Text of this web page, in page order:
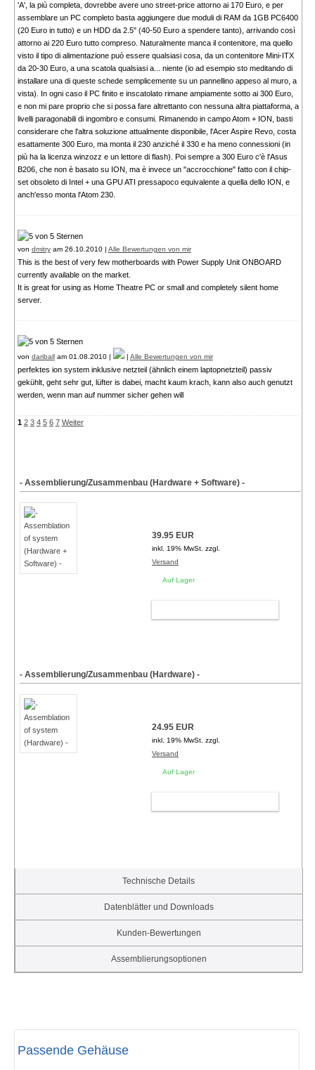
'A', la più completa, dovrebbe avere uno street-price attorno ai 170 Euro, e per
assemblare un PC completo basta aggiungere due moduli di RAM da 1GB PC6400
(20 Euro in tutto) e un HDD da 2.5" (40-50 Euro a spendere tanto), arrivando così
attorno ai 220 Euro tutto compreso. Naturalmente manca il contenitore, ma quello
visto il tipo di alimentazione può essere qualsiasi cosa, da un contenitore Mini-ITX
da 20-30 Euro, a una scatola qualsiasi a... niente (io ad esempio sto meditando di
installare una di queste schede semplicemente su un pannellino appeso al muro, a
vista). In ogni caso il PC finito e inscatolato rimane ampiamente sotto ai 300 Euro,
e non mi pare proprio che si possa fare altrettanto con nessuna altra piattaforma, a
livelli paragonabili di ingombro e consumi. Rimanendo in campo Atom + ION, basti
considerare che l'altra soluzione attualmente disponibile, l'Acer Aspire Revo, costa
esattamente 300 Euro, ma monta il 230 anziché il 330 e ha meno connessioni (in
più ha la licenza winzozz e un lettore di flash). Poi sempre a 300 Euro c'è l'Asus
B206, che non è basato su ION, ma è invece un "accrocchione" fatto con il chip-
set obsoleto di Intel + una GPU ATI pressapoco equivalente a quella dello ION, e
anch'esso monta l'Atom 230.
von dmitryam 26.10.2010 | Alle Bewertungen von mir
This is the best of very few motherboards with Power Supply Unit ONBOARD
currently available on the market.
It is great for using as Home Theatre PC or small and completely silent home
server.
von dariballam 01.08.2010 | | Alle Bewertungen von mir
perfektes ion system inklusive netzteil (ähnlich einem laptopnetzteil) passiv
gekühlt, geht sehr gut, lüfter is dabei, macht kaum krach, kann also auch genutzt
werden, wenn man auf nummer sicher gehen will
1 2 3 4 5 6 7 Weiter
- Assemblierung/Zusammenbau (Hardware + Software) -
39.95 EUR
inkl. 19% MwSt. zzgl.
Versand
Auf Lager
- Assemblierung/Zusammenbau (Hardware) -
24.95 EUR
inkl. 19% MwSt. zzgl.
Versand
Auf Lager
Technische Details
Datenblätter und Downloads
Kunden-Bewertungen
Assemblierungsoptionen
Passende Gehäuse